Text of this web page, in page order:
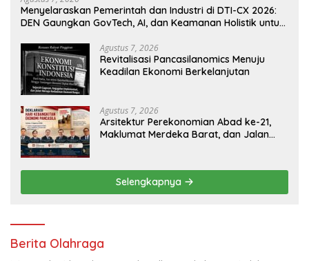
Menyelaraskan Pemerintah dan Industri di DTI-CX 2026:
DEN Gaungkan GovTech, AI, dan Keamanan Holistik untuk
Agustus 7, 2026
Revitalisasi Pancasilanomics Menuju
Keadilan Ekonomi Berkelanjutan
Agustus 7, 2026
Arsitektur Perekonomian Abad ke-21,
Maklumat Merdeka Barat, dan Jalan
Selengkapnya
Berita Olahraga